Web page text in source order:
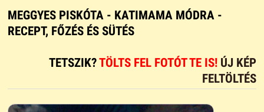
MEGGYES PISKÓTA - KATIMAMA MÓDRA -
RECEPT, FŐZÉS ÉS SÜTÉS
TETSZIK?TÖLTS FEL FOTÓT TE IS! ÚJ KÉP
FELTÖLTÉS